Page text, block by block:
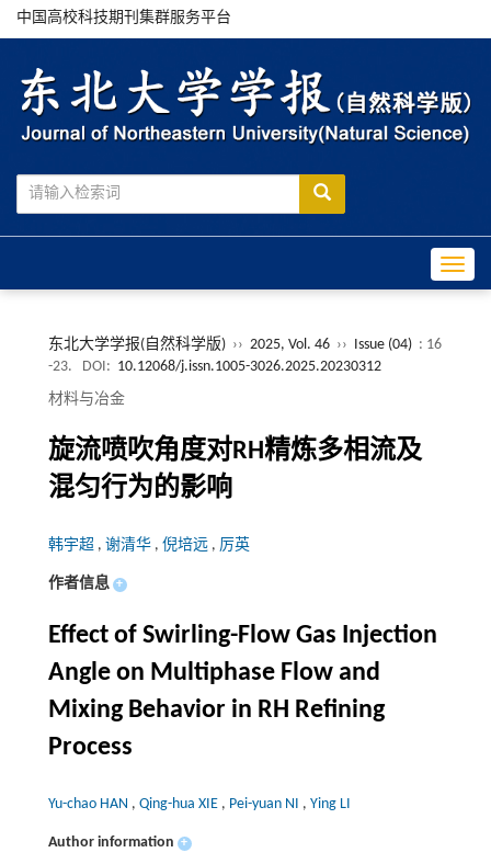
中国高校科技期刊集群服务平台
东北大学学报(自然科学版) ›› 2025, Vol. 46 ›› Issue (04) : 16
-23.
DOI: 10.12068/j.issn.1005-3026.2025.20230312
材料与冶金
旋流喷吹角度对RH精炼多相流及
混匀行为的影响
韩宇超 , 谢清华 , 倪培远 , 厉英
作者信息 +
Effect of Swirling-Flow Gas Injection
Angle on Multiphase Flow and
Mixing Behavior in RH Refining
Process
Yu-chao HAN , Qing-hua XIE , Pei-yuan NI , Ying LI
Author information +